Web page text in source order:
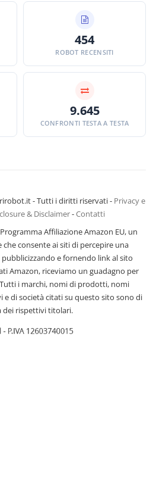
454
ROBOT RECENSITI
9.645
CONFRONTI TESTA A TESTA
- Tutti i diritti riservati - Privacy e
& Disclaimer-Contatti
Affiliazione Amazon EU, un
consente ai siti di percepire una
e fornendo link al sito
Amazon, riceviamo un guadagno per
i marchi, nomi di prodotti, nomi
di società citati su questo sito sono di
dei rispettivi titolari.